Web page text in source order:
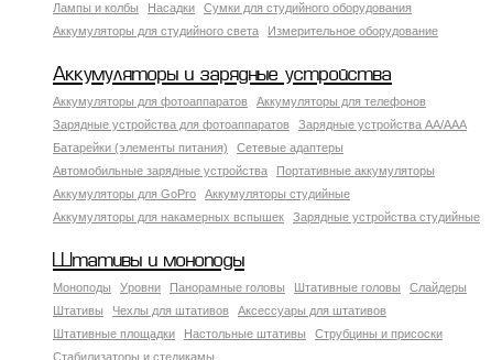
Лампы и колбы
Насадки
Сумки для студийного оборудования
Аккумуляторы для студийного света
Измерительное оборудование
Аккумуляторы и зарядные устройства
Аккумуляторы для фотоаппаратов
Аккумуляторы для телефонов
Зарядные устройства для фотоаппаратов
Зарядные устройства AA/AAA
Батарейки (элементы питания)
Сетевые адаптеры
Автомобильные зарядные устройства
Портативные аккумуляторы
Аккумуляторы для GoPro
Аккумуляторы студийные
Аккумуляторы для накамерных вспышек
Зарядные устройства студийные
Штативы и моноподы
Моноподы Уровни Панорамные головы Штативные головы
Слайдеры
Штативы
Чехлы для штативов
Аксессуары для штативов
Штативные площадки
Настольные штативы
Струбцины и присоски
Стабилизаторы и стедикамы